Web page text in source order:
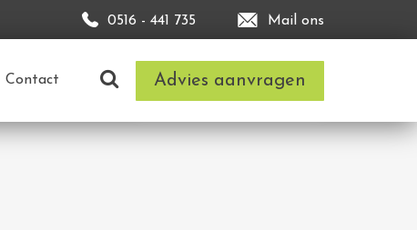
0516 - 441 735 Mail ons
Contact Advies aanvragen